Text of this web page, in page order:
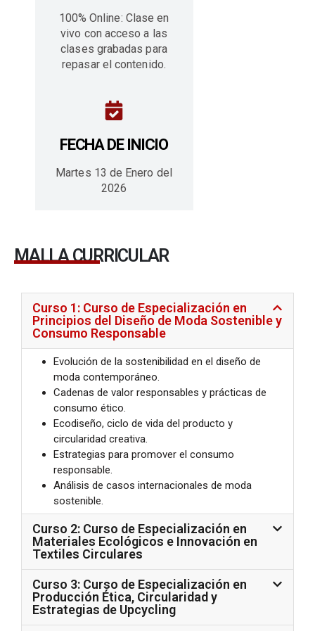
100% Online: Clase en
vivo con acceso a las
clases grabadas para
repasar el contenido.
FECHA DE INICIO
Martes 13 de Enero del
2026
MALLA CURRICULAR
Curso 1: Curso de Especialización en
Principios del Diseño de Moda Sostenible y
Consumo Responsable
Evolución de la sostenibilidad en el diseño de
moda contemporáneo.
Cadenas de valor responsables y prácticas de
consumo ético.
Ecodiseño, ciclo de vida del producto y
circularidad creativa.
Estrategias para promover el consumo
responsable.
Análisis de casos internacionales de moda
sostenible.
Curso 2: Curso de Especialización en
Materiales Ecológicos e Innovación en
Textiles Circulares
Curso 3: Curso de Especialización en
Producción Ética, Circularidad y
Estrategias de Upcycling